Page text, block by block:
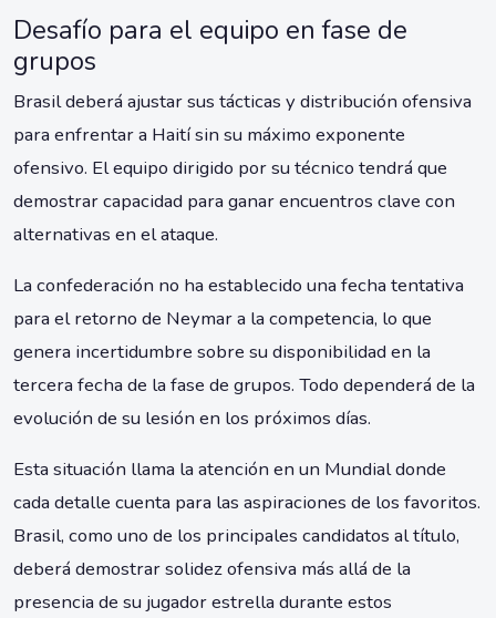
Desafío para el equipo en fase de
grupos
Brasil deberá ajustar sus tácticas y distribución ofensiva
para enfrentar a Haití sin su máximo exponente
ofensivo. El equipo dirigido por su técnico tendrá que
demostrar capacidad para ganar encuentros clave con
alternativas en el ataque.
La confederación no ha establecido una fecha tentativa
para el retorno de Neymar a la competencia, lo que
genera incertidumbre sobre su disponibilidad en la
tercera fecha de la fase de grupos. Todo dependerá de la
evolución de su lesión en los próximos días.
Esta situación llama la atención en un Mundial donde
cada detalle cuenta para las aspiraciones de los favoritos.
Brasil, como uno de los principales candidatos al título,
deberá demostrar solidez ofensiva más allá de la
presencia de su jugador estrella durante estos